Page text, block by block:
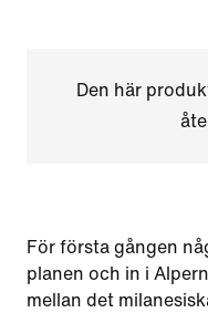
Den här
För första gången
planen och in i
mellan det